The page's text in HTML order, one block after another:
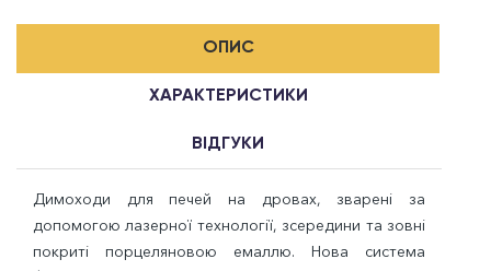
ОПИС
ХАРАКТЕРИСТИКИ
ВІДГУКИ
Димоходи для печей на дровах, зварені за
допомогою лазерної технології, зсередини та зовні
покриті порцеляновою емаллю. Нова система